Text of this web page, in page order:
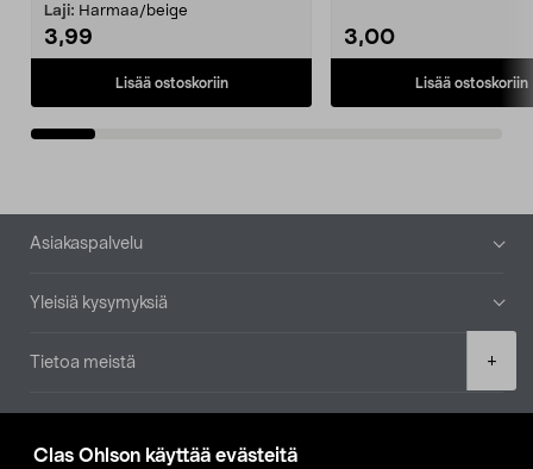
Clas Ohlson käyttää evästeitä
+
Laji: Harmaa/beige
3,99
Lisää ostoskoriin
3,00
Lisää ostoskoriin
Alatunniste
Asiakaspalvelu
Yleisiä kysymyksiä
Tietoa meistä